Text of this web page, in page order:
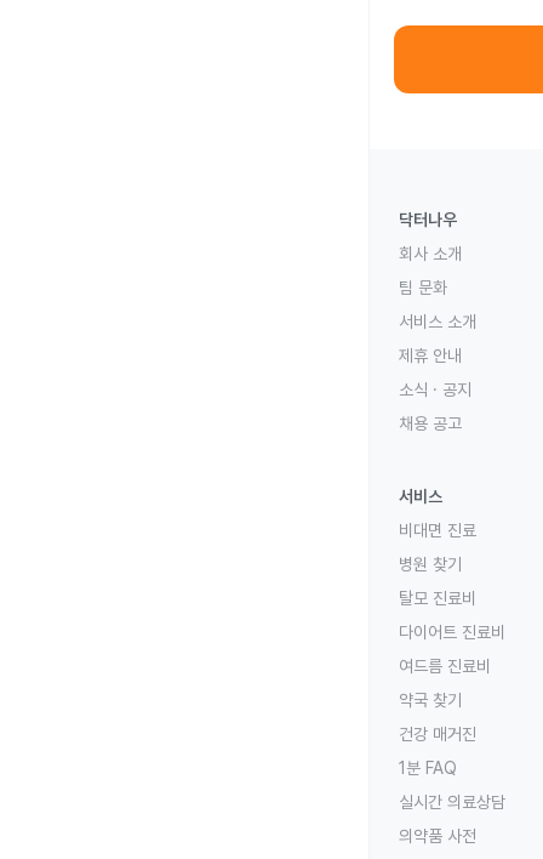
닥터나우
회사 소개
팀 문화
서비스 소개
제휴 안내
소식 · 공지
채용 공고
서비스
비대면 진료
병원 찾기
탈모 진료비
다이어트 진료비
여드름 진료비
약국 찾기
건강 매거진
1분 FAQ
실시간 의료상담
의약품 사전